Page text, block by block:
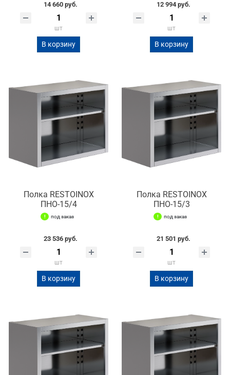
14 660 руб.
шт
В корзину
12 994 руб.
шт
В корзину
Полка RESTOINOX
ПНО-15/4
под заказ
23 536 руб.
шт
В корзину
Полка RESTOINOX
ПНО-15/3
под заказ
21 501 руб.
шт
В корзину